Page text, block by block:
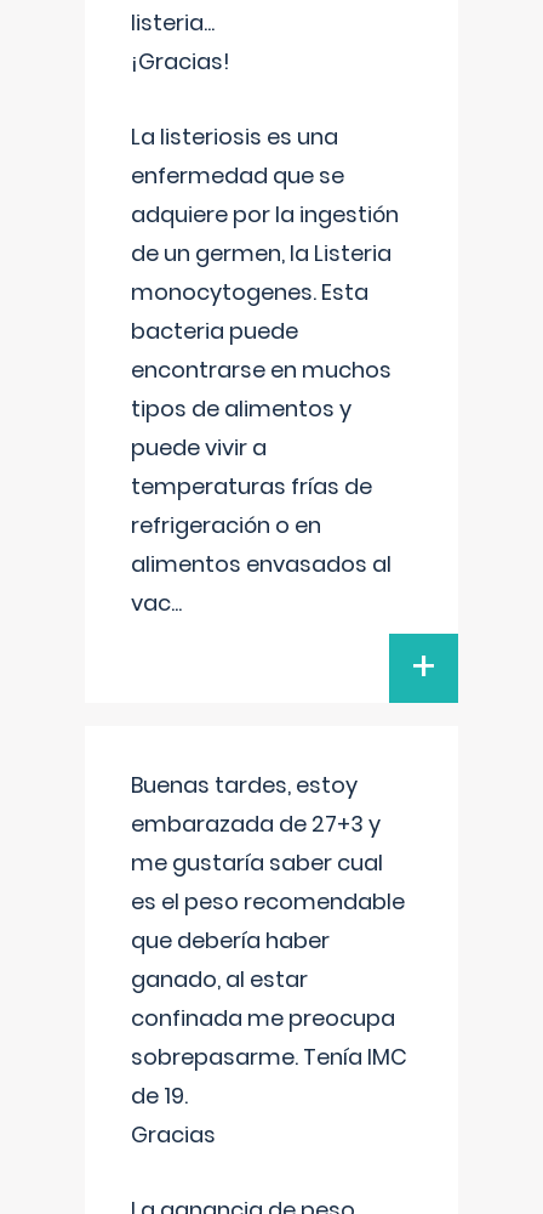
listeria...
¡Gracias!
La listeriosis es una
enfermedad que se
adquiere por la ingestión
de un germen, la Listeria
monocytogenes. Esta
bacteria puede
encontrarse en muchos
tipos de alimentos y
puede vivir a
temperaturas frías de
refrigeración o en
alimentos envasados al
vac...
+
Buenas tardes, estoy
embarazada de 27+3 y
me gustaría saber cual
es el peso recomendable
que debería haber
ganado, al estar
confinada me preocupa
sobrepasarme. Tenía IMC
de 19.
Gracias